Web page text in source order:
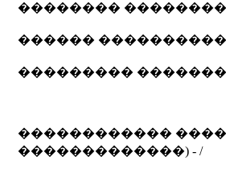
��������
������
���������
������������
�������������) - /